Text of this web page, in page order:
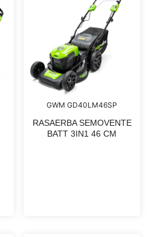
GWM GD40LM46SP
RASAERBA SEMOVENTE
BATT 3IN1 46 CM